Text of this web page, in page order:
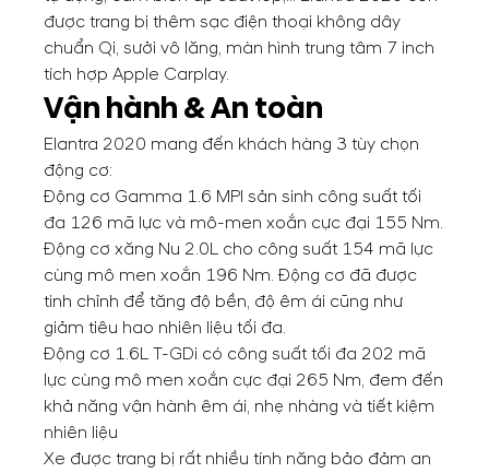
được trang bị thêm sạc điện thoại không dây
chuẩn Qi, sưởi vô lăng, màn hình trung tâm 7 inch
tích hợp Apple Carplay.
Vận hành & An toàn
Elantra 2020 mang đến khách hàng 3 tùy chọn
động cơ:
Động cơ Gamma 1.6 MPI sản sinh công suất tối
đa 126 mã lực và mô-men xoắn cực đại 155 Nm.
Động cơ xăng Nu 2.0L cho công suất 154 mã lực
cùng mô men xoắn 196 Nm. Động cơ đã được
tinh chỉnh để tăng độ bền, độ êm ái cũng như
giảm tiêu hao nhiên liệu tối đa.
Động cơ 1.6L T-GDi có công suất tối đa 202 mã
lực cùng mô men xoắn cực đại 265 Nm, đem đến
khả năng vận hành êm ái, nhẹ nhàng và tiết kiệm
nhiên liệu
Xe được trang bị rất nhiều tính năng bảo đảm an